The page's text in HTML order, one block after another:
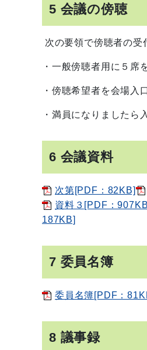
5 会議の傍聴
次の要領で傍聴者の受
・一般傍聴者用に５席
・傍聴希望者を会場入
・満員になりましたら
6 会議資料
次第[PDF：82KB]
資料３[PDF：
187KB]
7 委員名簿
委員名簿[PDF：
8 議事録